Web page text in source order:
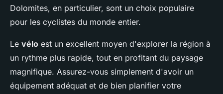
Dolomites, en particulier, sont un choix populaire
pour les cyclistes du monde entier.
Le vélo est un excellent moyen d'explorer la région à
un rythme plus rapide, tout en profitant du paysage
magnifique. Assurez-vous simplement d'avoir un
équipement adéquat et de bien planifier votre